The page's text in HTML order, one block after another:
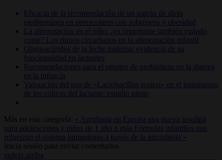
Eficacia de la recomendación de un patrón de dieta
mediterránea en preescolares con sobrepeso y obesidad
La alimentación en el niño: ¿es importante también cuándo
come? Los ritmos circadianos en la alimentación infantil
Oligosacáridos de la leche materna: evidencia de su
funcionalidad en lactantes
Recomendaciones para el empleo de probióticos en la diarrea
en la infancia
Valoración del uso de «Lactobacillus reuteri» en el tratamiento
de los cólicos del lactante: estudio piloto
Más en esta categoría: « Aprobada en Europa una nueva insulina
para adolescentes y niños de 1 año o más Fórmulas infantiles que
refuerzan el sistema inmunitario a través de la microbiota »
Inicia sesión para enviar comentarios
volver arriba